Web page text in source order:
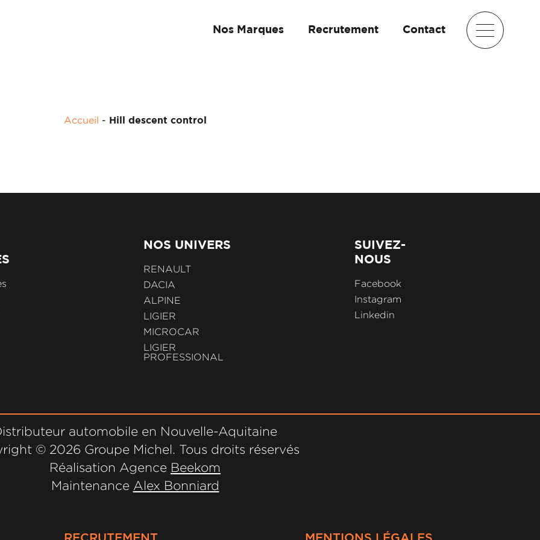
Nos Marques Recrutement Contact
Accueil - Hill descent control
NOS UNIVERS
RENAULT
DACIA
ALPINE
LIGIER
MICROCAR
LIGIER
PROFESSIONAL
SUIVEZ-
NOUS
Facebook
Instagram
Linkedin
automobile en Nouvelle-Aquitaine
© 2026 Groupe Michel. Tous droits réservés
Réalisation Agence Beekom
Maintenance Alex Bonniard